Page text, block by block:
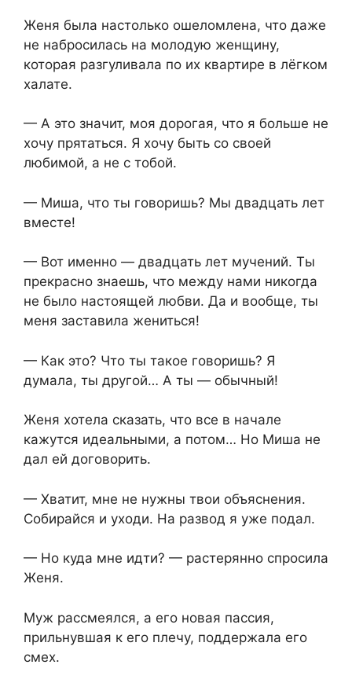
Женя была настолько ошеломлена, что даже
не набросилась на молодую женщину,
которая разгуливала по их квартире в лёгком
халате.
— А это значит, моя дорогая, что я больше не
хочу прятаться. Я хочу быть со своей
любимой, а не с тобой.
— Миша, что ты говоришь? Мы двадцать лет
вместе!
— Вот именно — двадцать лет мучений. Ты
прекрасно знаешь, что между нами никогда
не было настоящей любви. Да и вообще, ты
меня заставила жениться!
— Как это? Что ты такое говоришь? Я
думала, ты другой… А ты — обычный!
Женя хотела сказать, что все в начале
кажутся идеальными, а потом… Но Миша не
дал ей договорить.
— Хватит, мне не нужны твои объяснения.
Собирайся и уходи. На развод я уже подал.
— Но куда мне идти? — растерянно спросила
Женя.
Муж рассмеялся, а его новая пассия,
прильнувшая к его плечу, поддержала его
смех.